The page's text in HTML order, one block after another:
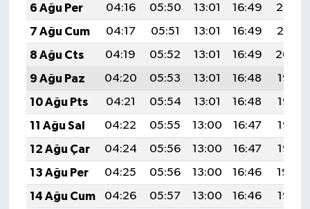
6 Ağu Per
04:16 05:50 13:01 16:49
20:02
7 Ağu Cum
04:17 05:51 13:01 16:49
20:01
8 Ağu Cts
04:19 05:52 13:01 16:49
20:00
9 Ağu Paz
04:20 05:53 13:01 16:48
19:58
10 Ağu Pts
04:21 05:54 13:01 16:48
19:57
11 Ağu Sal
04:22 05:55 13:00 16:47
19:56
12 Ağu Çar
04:24 05:56 13:00 16:47
19:55
13 Ağu Per
04:25 05:56 13:00 16:46
19:54
14 Ağu Cum
04:26 05:57 13:00 16:46
19:52